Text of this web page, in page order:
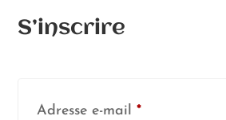
S’inscrire
Adresse e-mail *Obligatoire